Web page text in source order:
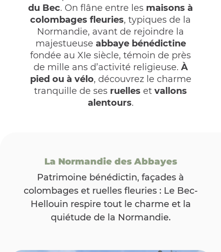
du Bec. On flâne entre les maisons à
colombages fleuries, typiques de la
Normandie, avant de rejoindre la
majestueuse abbaye bénédictine
fondée au XIe siècle, témoin de près
de mille ans d’activité religieuse. À
pied ou à vélo, découvrez le charme
tranquille de ses ruelles et vallons
alentours.
La Normandie des Abbayes
Patrimoine bénédictin, façades à
colombages et ruelles fleuries : Le Bec-
Hellouin respire tout le charme et la
quiétude de la Normandie.